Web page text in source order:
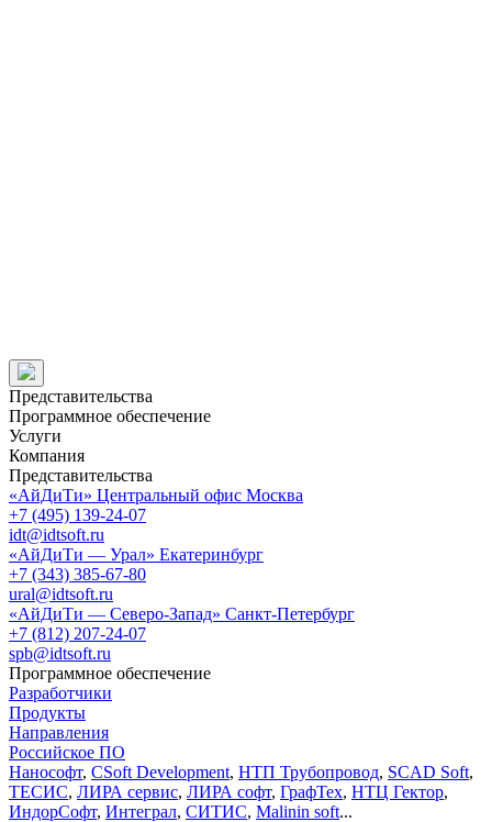
Представительства
Программное обеспечение
Услуги
Компания
Представительства
«АйДиТи» Центральный офис Москва
+7 (495) 139-24-07
idt@idtsoft.ru
«АйДиТи — Урал» Екатеринбург
+7 (343) 385-67-80
ural@idtsoft.ru
«АйДиТи — Северо-Запад» Санкт-Петербург
+7 (812) 207-24-07
spb@idtsoft.ru
Программное обеспечение
Разработчики
Продукты
Направления
Российское ПО
Нанософт, CSoft Development, НТП Трубопровод, SCAD Soft,
ТЕСИС, ЛИРА сервис, ЛИРА софт, ГрафТех, НТЦ Гектор,
ИндорСофт, Интеграл, СИТИС, Malinin soft...